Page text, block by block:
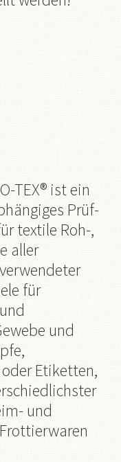
TEX® ist ein
Prüf-
textile Roh-,
aller
für
und
Etiketten,
und